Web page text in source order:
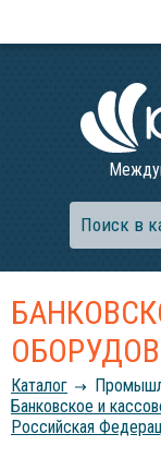
Каталог
Банковское и
Российcкая